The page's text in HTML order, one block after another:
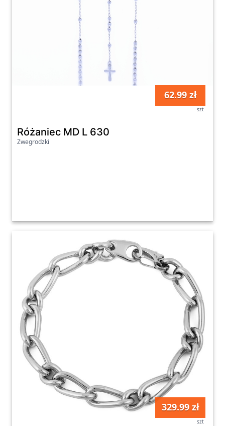
62.99 zł
szt
Różaniec MD L 630
Zwegrodzki
329.99 zł
szt